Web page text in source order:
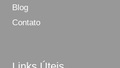
Blog
Contato